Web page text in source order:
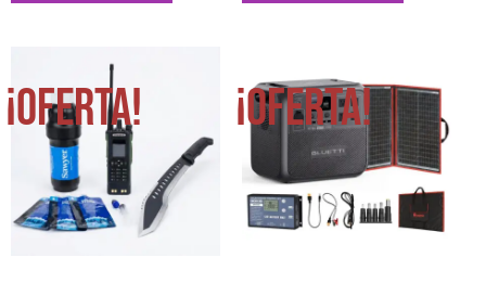
¡Oferta! ¡Oferta!